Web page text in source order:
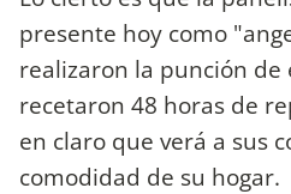
presente hoy como
realizaron la punción de
recetaron 48 horas de
en claro que verá a sus
comodidad de su hogar.